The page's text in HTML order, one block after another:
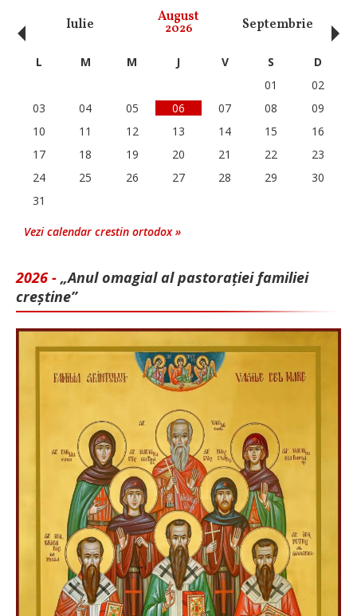
Iulie August
2026 Septembrie
‹ L M M J V S
D
01
02
03
04 05 06 07 08
09
10
11 12 13 14 15
16
17
18 19 20 21 22
23
24
25 26 27 28 29
30
31
Vezi calendar crestin ortodox »
2026 - „Anul omagial al pastorației familiei
creștine”